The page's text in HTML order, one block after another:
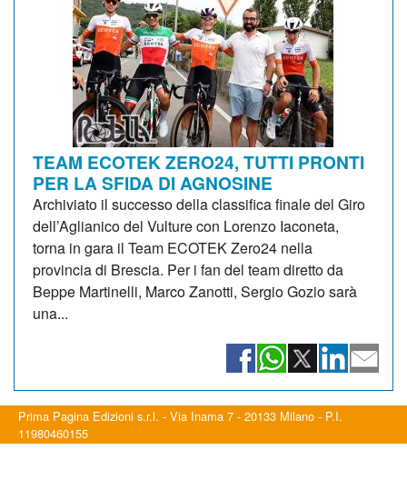
TEAM ECOTEK ZERO24, TUTTI PRONTI
PER LA SFIDA DI AGNOSINE
Archiviato il successo della classifica finale del Giro
dell’Aglianico del Vulture con Lorenzo Iaconeta,
torna in gara il Team ECOTEK Zero24 nella
provincia di Brescia. Per i fan del team diretto da
Beppe Martinelli, Marco Zanotti, Sergio Gozio sarà
una...
Prima Pagina Edizioni s.r.l. - Via Inama 7 - 20133 Milano - P.I.
11980460155